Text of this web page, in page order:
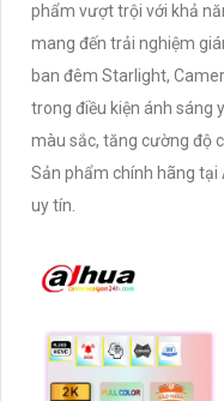
phẩm vượt trội với khả
mang đến trải nghiệm
ban đêm Starlight,
trong điều kiện ánh sáng
màu sắc, tăng cường độ
Sản phẩm chính hãng tại
uy tín.